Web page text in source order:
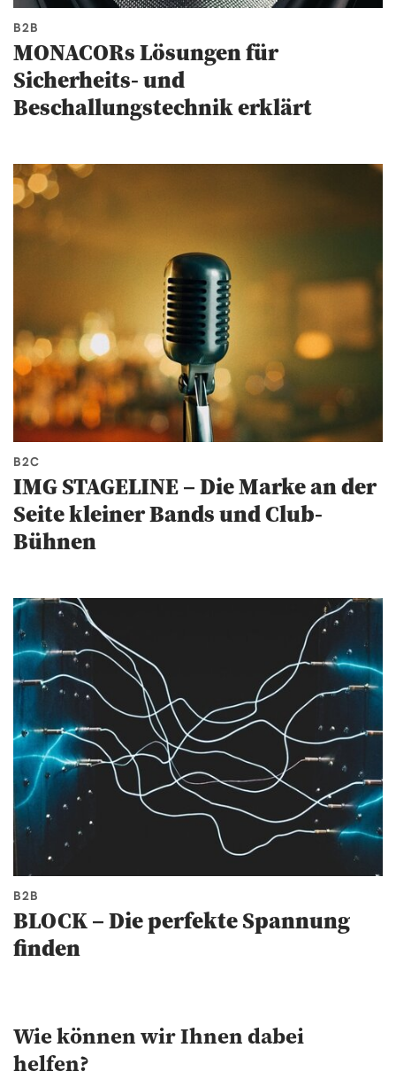
B2B
MONACORs Lösungen für
Sicherheits- und
Beschallungstechnik erklärt
B2C
IMG STAGELINE – Die Marke an der
Seite kleiner Bands und Club-
Bühnen
B2B
BLOCK – Die perfekte Spannung
finden
Wie können wir Ihnen dabei
helfen?